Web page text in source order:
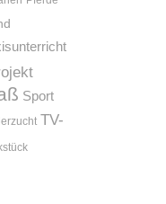
Sport
TV-